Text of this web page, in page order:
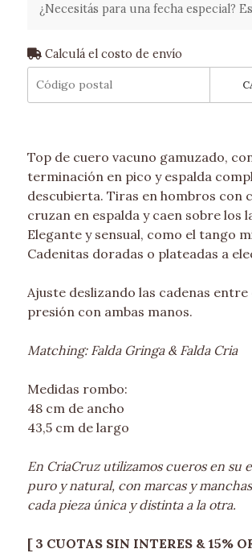
¿Necesitás para una fecha especial?
Calculá el costo de envío
Top de cuero vacuno gamuzado,
terminación en pico y espalda
descubierta. Tiras en hombros con
cruzan en espalda y caen sobre los
Elegante y sensual, como el tango
Cadenitas doradas o plateadas a
Ajuste deslizando las cadenas entre
presión con ambas manos.
Matching: Falda Gringa & Falda Cria
Medidas rombo:
48 cm de ancho
43,5 cm de largo
En CriaCruz utilizamos cueros en su
puro y natural, con marcas y
cada pieza única y distinta a la otra.
[ 3 CUOTAS SIN INTERES & 15%